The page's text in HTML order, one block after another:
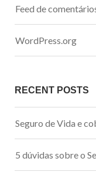
Feed de
WordPress.org
RECENT POSTS
Seguro de Vida e
5 dúvidas sobre o